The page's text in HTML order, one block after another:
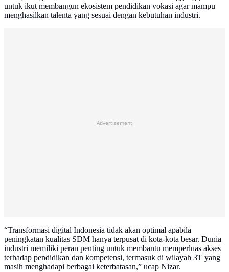
untuk ikut membangun ekosistem pendidikan vokasi agar mampu
menghasilkan talenta yang sesuai dengan kebutuhan industri.
Advertisement
“Transformasi digital Indonesia tidak akan optimal apabila
peningkatan kualitas SDM hanya terpusat di kota-kota besar. Dunia
industri memiliki peran penting untuk membantu memperluas akses
terhadap pendidikan dan kompetensi, termasuk di wilayah 3T yang
masih menghadapi berbagai keterbatasan,” ucap Nizar.